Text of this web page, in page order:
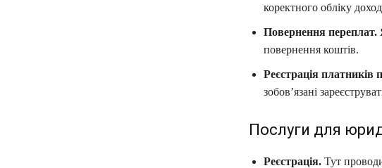
коректного обліку
Повернення переплат.
повернення коштів.
Реєстрація платників
зобов’язані
Послуги для
Реєстрація.Тут